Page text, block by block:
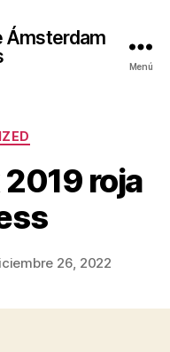
Ámsterdam
Menú
roja
26, 2022